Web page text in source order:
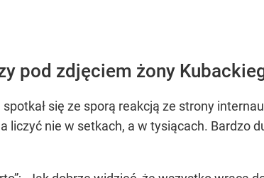
pod zdjęciem żony
się ze sporą reakcją ze strony
liczyć nie w setkach, a w tysiącach.